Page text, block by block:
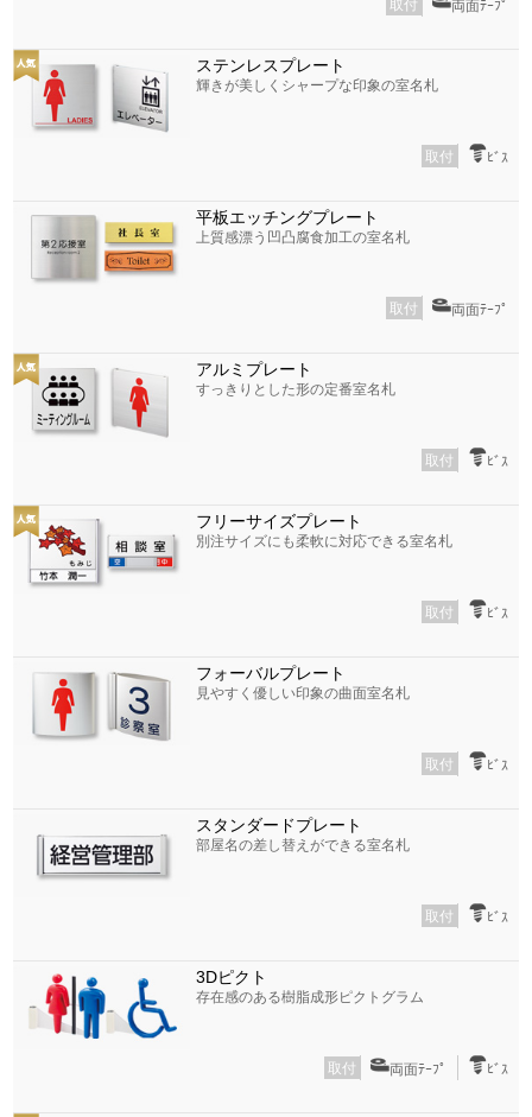
取付 両面ﾃｰﾌﾟ
ステンレスプレート
輝きが美しくシャープな印象の室名札
取付 ﾋﾞｽ
平板エッチングプレート
上質感漂う凹凸腐食加工の室名札
取付 両面ﾃｰﾌﾟ
アルミプレート
すっきりとした形の定番室名札
取付 ﾋﾞｽ
フリーサイズプレート
別注サイズにも柔軟に対応できる室名札
取付 ﾋﾞｽ
フォーバルプレート
見やすく優しい印象の曲面室名札
取付 ﾋﾞｽ
スタンダードプレート
部屋名の差し替えができる室名札
取付 ﾋﾞｽ
3Dピクト
存在感のある樹脂成形ピクトグラム
取付 両面ﾃｰﾌﾟ ﾋﾞｽ